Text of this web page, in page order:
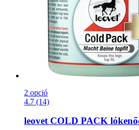
2 opció
4.7 (14)
leovetCOLD PACK